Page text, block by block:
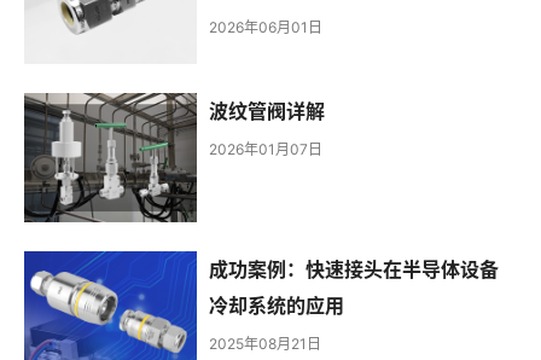
2026年06月01日
波纹管阀详解
2026年01月07日
成功案例：快速接头在半导体设备
冷却系统的应用
2025年08月21日